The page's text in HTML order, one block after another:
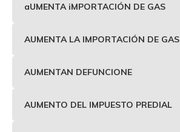
aUMENTA iMPORTACIÓN DE GAS
AUMENTA LA IMPORTACIÓN DE GAS
AUMENTAN DEFUNCIONE
AUMENTO DEL IMPUESTO PREDIAL